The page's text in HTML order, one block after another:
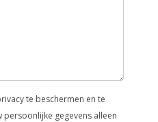
te beschermen en te
persoonlijke gegevens alleen